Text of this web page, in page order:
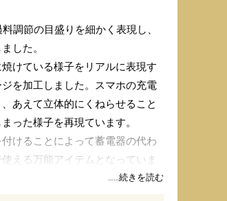
調節の目盛りを細かく表現し、
した。
けている様子をリアルに表現す
を加工しました。スマホの充電
あえて立体的にくねらせること
った様子を再現ています。
けることによって蓄電器の代わ
える万能アイテムとなっていま
クできるようなデザインにし、